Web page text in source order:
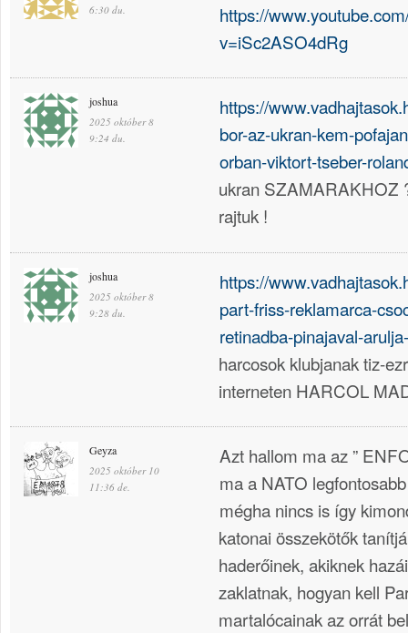
6:30 du.
https://
v=iSc2ASO4dRg
joshua
2025 október 8
9:24 du.
https://
bor-az-ukran-kem-
orban-viktort-tseber-
ukran
rajtuk !
joshua
2025 október 8
9:28 du.
https://
part-friss-reklamarca-
retinadba-pinajaval-
harcosok klubjanak tiz-
interneten HARCOL
Geyza
2025 október 10
11:36 de.
Azt hallom ma az ”
ma a NATO
mégha nincs is így
katonai összekötők
haderőinek, akiknek
zaklatnak, hogyan kell
martalócainak az orrát